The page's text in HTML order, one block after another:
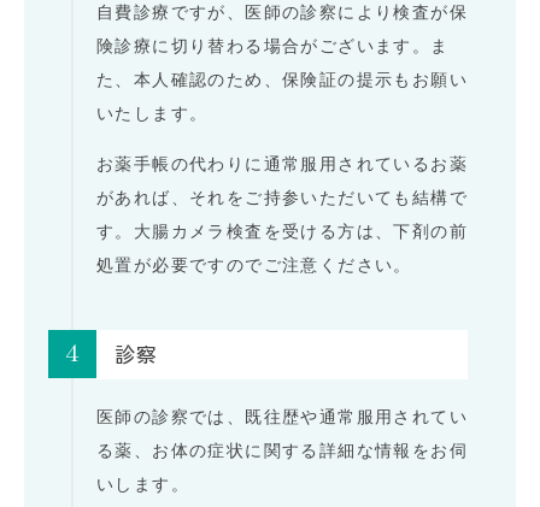
自費診療ですが、医師の診察により検査が保
険診療に切り替わる場合がございます。ま
た、本人確認のため、保険証の提示もお願い
いたします。
お薬手帳の代わりに通常服用されているお薬
があれば、それをご持参いただいても結構で
す。大腸カメラ検査を受ける方は、下剤の前
処置が必要ですのでご注意ください。
4 診察
医師の診察では、既往歴や通常服用されてい
る薬、お体の症状に関する詳細な情報をお伺
いします。